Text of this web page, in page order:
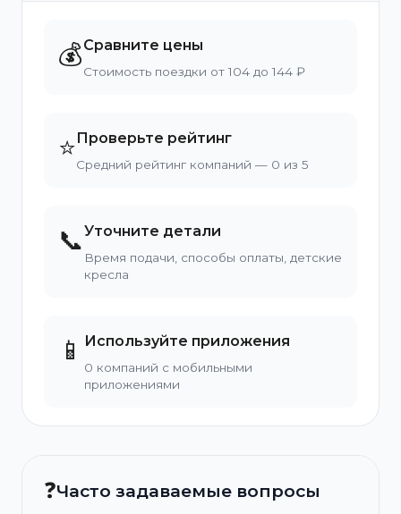
💰Сравните цены
Стоимость поездки от 104 до 144 ₽
⭐Проверьте рейтинг
Средний рейтинг компаний — 0 из 5
📞Уточните детали
Время подачи, способы оплаты, детские
кресла
📱 Используйте приложения
0 компаний с мобильными
приложениями
❓Часто задаваемые вопросы